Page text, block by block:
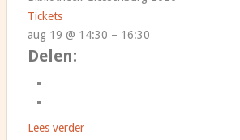
Tickets
aug 19 @ 14:30 – 16:30
Delen:
Lees verder